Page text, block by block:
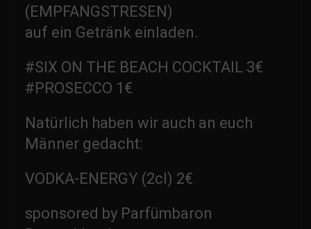
(EMPFANGSTRESEN)
auf ein Getränk einladen.
#SIX ON THE BEACH COCKTAIL 3€
#PROSECCO 1€
Natürlich haben wir auch an euch
Männer gedacht:
VODKA-ENERGY (2cl) 2€
sponsored by Parfümbaron